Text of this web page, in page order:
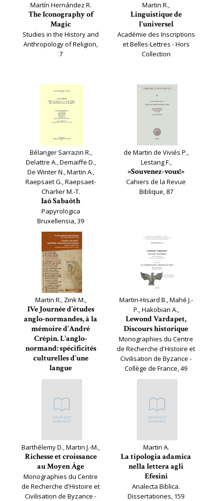
Martín Hernández R.
The Iconography of
Magic
Studies in the History and
Anthropology of Religion,
7
Martin R.,
Linguistique de
l'universel
Académie des Inscriptions
et Belles-Lettres - Hors
Collection
Bélanger Sarrazin R.,
Delattre A., Demaiffe D.,
De Winter N., Martin A.,
Raepsaet G., Raepsaet-
Charlier M.-T.
Iaô Sabaôth
Papyrologica
Bruxellensia, 39
de Martin de Viviés P.,
Lestang F.,
«Souvenez-vous!»
Cahiers de la Revue
Biblique, 87
Martin R., Zink M.,
IVe Journée d'études
anglo-normandes, à la
mémoire d'André
Crépin. L'anglo-
normand: spécificités
culturelles d'une
langue
Actes de colloque (AIBL)
Martin-Hisard B., Mahé J.-
P., Hakobian A.,
Lewond Vardapet,
Discours historique
Monographies du Centre
de Recherche d'Histoire et
Civilisation de Byzance -
Collège de France, 49
Barthélemy D., Martin J.-M.,
Richesse et croissance
au Moyen Âge
Monographies du Centre
de Recherche d'Histoire et
Civilisation de Byzance -
Martin A.
La tipologia adamica
nella lettera agli
Efesini
Analecta Biblica.
Dissertationes, 159